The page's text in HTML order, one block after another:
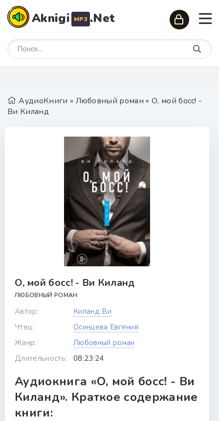
Aknigi MP3 .Net
АудиоКниги » Любовный роман » О, мой босс! -
Ви Киланд
О, мой босс! - Ви Киланд
ЛЮБОВНЫЙ РОМАН
Автор:
Киланд Ви
Чтец:
Осинцева Евгения
Жанр:
Любовный роман
Длительность:
08:23:24
Аудиокнига «О, мой босс! - Ви
Киланд». Краткое содержание
книги: